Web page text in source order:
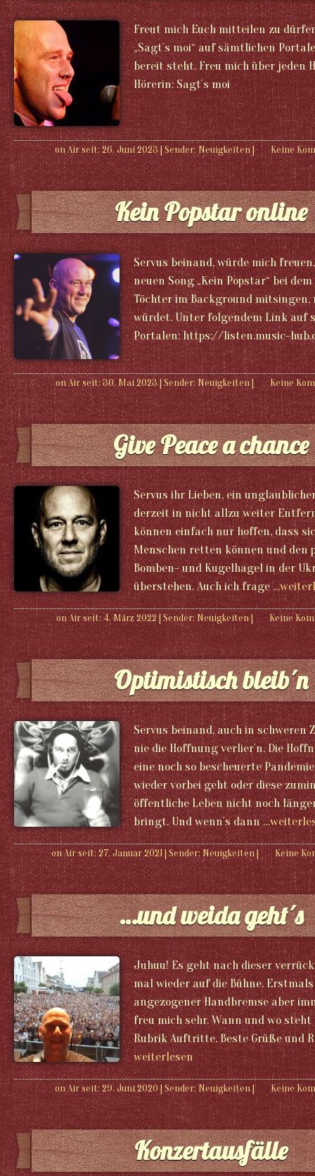
Freut mich Euch mitteilen zu
„Sagt´s moi“ auf sämtlichen
bereit steht. Freu mich über jeden
Hörerin: Sagt´s moi
on Air seit: 26. Juni 2023| Sender: Neuigkeiten| Keine
Kein Popstar online
Servus beinand, würde mich
neuen Song „Kein Popstar“ bei
Töchter im Background
würdet. Unter folgendem Link auf
Portalen: https://listen.music-
on Air seit: 30. Mai 2023|Sender: Neuigkeiten| Keine
Give Peace a chance
Servus ihr Lieben, ein
derzeit in nicht allzu weiter
können einfach nur hoffen, dass
Menschen retten können und den
Bomben- und Kugelhagel in der
überstehen. Auch ich frage
on Air seit: 4. März 2022|Sender: Neuigkeiten| Keine
Optimistisch bleib´n
Servus beinand, auch in schweren
nie die Hoffnung verlier´n. Die
eine noch so bescheuerte
wieder vorbei geht oder diese
öffentliche Leben nicht noch
bringt. Und wenn´s dann
on Air seit: 27. Januar 2021| Sender: Neuigkeiten| Keine
…und weida geht´s
Juhuu! Es geht nach dieser
mal wieder auf die Bühne.
angezogener Handbremse aber
freu mich sehr. Wann und wo
Rubrik Auftritte. Beste Grüße und
weiterlesen
on Air seit: 29. Juni 2020| Sender:Neuigkeiten| Keine
Konzertausfälle